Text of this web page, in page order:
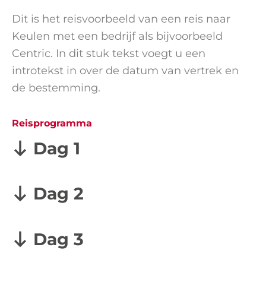
Dit is het reisvoorbeeld van een reis naar
Keulen met een bedrijf als bijvoorbeeld
Centric. In dit stuk tekst voegt u een
introtekst in over de datum van vertrek en
de bestemming.
Reisprogramma
Dag 1
Dag 2
Dag 3